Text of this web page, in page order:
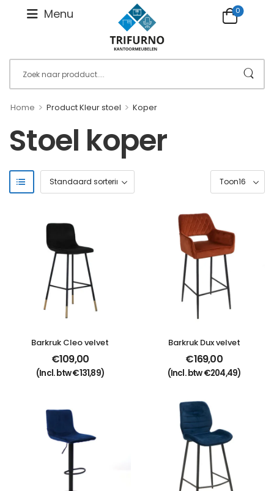
Menu 0
Home > Product Kleur stoel > Koper
Stoel koper
Barkruk Cleo velvet
€109,00
(Incl. btw€131,89)
Barkruk Dux velvet
€169,00
(Incl. btw€204,49)